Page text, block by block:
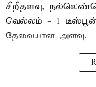
சிறிதளவு,
வெல்லம் - 1 டீஸ்பூன்
தேவையான அளவு.